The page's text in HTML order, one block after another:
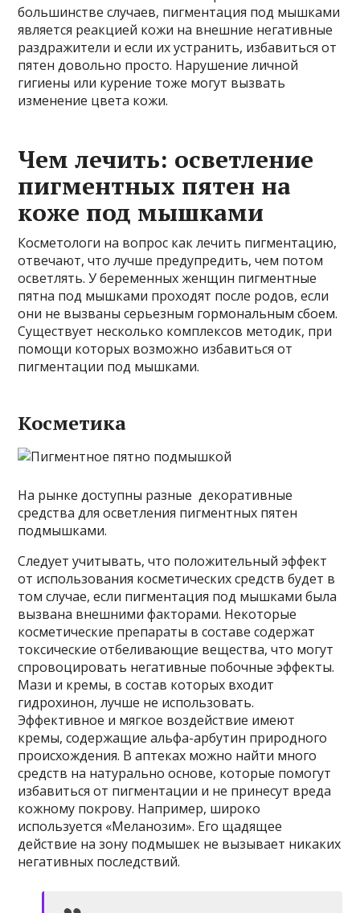
большинстве случаев, пигментация под мышками
является реакцией кожи на внешние негативные
раздражители и если их устранить, избавиться от
пятен довольно просто. Нарушение личной
гигиены или курение тоже могут вызвать
изменение цвета кожи.
Чем лечить: осветление
пигментных пятен на
коже под мышками
Косметологи на вопрос как лечить пигментацию,
отвечают, что лучше предупредить, чем потом
осветлять. У беременных женщин пигментные
пятна под мышками проходят после родов, если
они не вызваны серьезным гормональным сбоем.
Существует несколько комплексов методик, при
помощи которых возможно избавиться от
пигментации под мышками.
Косметика
На рынке доступны разные декоративные
средства для осветления пигментных пятен
подмышками.
Следует учитывать, что положительный эффект
от использования косметических средств будет в
том случае, если пигментация под мышками была
вызвана внешними факторами. Некоторые
косметические препараты в составе содержат
токсические отбеливающие вещества, что могут
спровоцировать негативные побочные эффекты.
Мази и кремы, в состав которых входит
гидрохинон, лучше не использовать.
Эффективное и мягкое воздействие имеют
кремы, содержащие альфа-арбутин природного
происхождения. В аптеках можно найти много
средств на натурально основе, которые помогут
избавиться от пигментации и не принесут вреда
кожному покрову. Например, широко
используется «Меланозим». Его щадящее
действие на зону подмышек не вызывает никаких
негативных последствий.